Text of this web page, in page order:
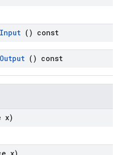
Input () const
Output () const
x)